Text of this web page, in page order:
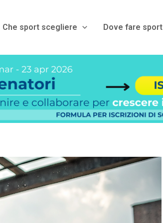
Che sport scegliere Dove fare sport